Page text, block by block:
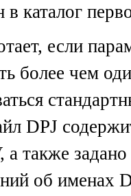
каталог
если
более чем
DPJ
также
об именах